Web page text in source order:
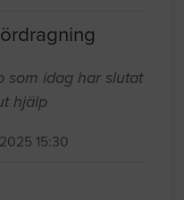
som idag har slutat
hjälp
15:30